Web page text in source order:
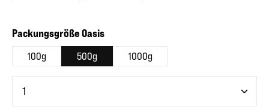
Packungsgröße Oasisauswählen
100g 500g 1000g